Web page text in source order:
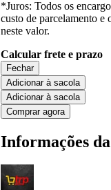
*Juros: Todos os
custo de parcelamento e
neste valor.
Calcular frete e prazo
Fechar
Adicionar à sacola
Adicionar à sacola
Comprar agora
Informações